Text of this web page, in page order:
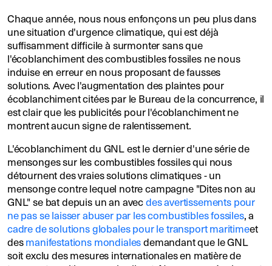
Chaque année, nous nous enfonçons un peu plus dans
une situation d'urgence climatique, qui est déjà
suffisamment difficile à surmonter sans que
l'écoblanchiment des combustibles fossiles ne nous
induise en erreur en nous proposant de fausses
solutions. Avec l'augmentation des plaintes pour
écoblanchiment citées par le Bureau de la concurrence, il
est clair que les publicités pour l'écoblanchiment ne
montrent aucun signe de ralentissement.
L'écoblanchiment du GNL est le dernier d'une série de
mensonges sur les combustibles fossiles qui nous
détournent des vraies solutions climatiques - un
mensonge contre lequel notre campagne "Dites non au
GNL" se bat depuis un an avecdes avertissements pour
ne pas se laisser abuser par les combustibles fossiles, a
cadre de solutions globales pour le transport maritimeet
desmanifestations mondialesdemandant que le GNL
soit exclu des mesures internationales en matière de